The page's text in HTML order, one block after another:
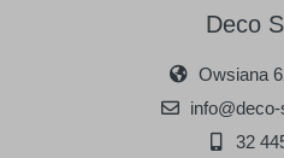
Deco
Owsiana
32